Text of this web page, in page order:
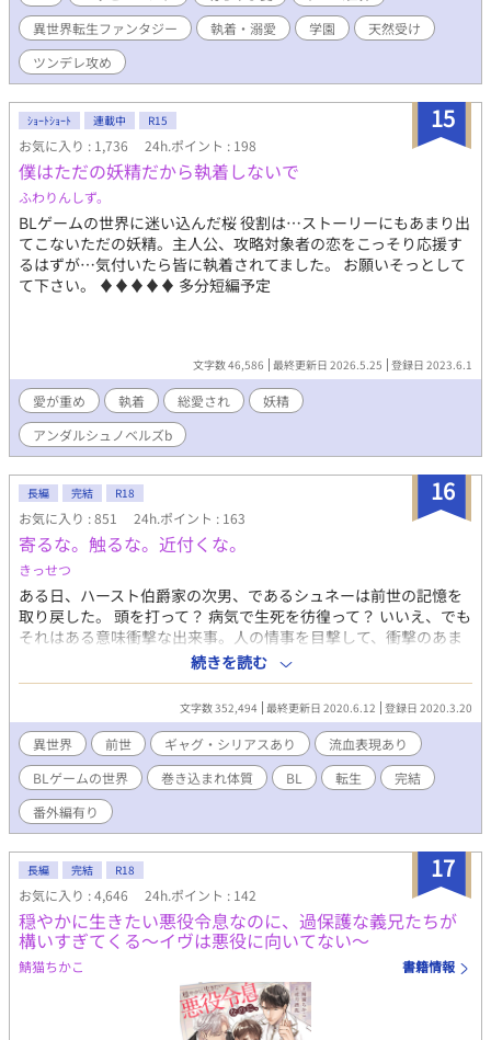
る。えっ、このジュリアスって人…会ったことなかったっけ？そ
の瞬間突然閃く！ 「ここって…もしかして、BLゲームの世界じ
ゃない？おまけに僕の最愛の推し〜ジュリアス様！」 知らぬ間
にBLゲームの中の名も無き登場人物に転生してしまっていた僕
大好きなゲームのイベントも近くで楽しんじゃうもんね〜ワック
ワク！ だけど何で…全然シナリオ通りじゃないんですけど。坊
ちゃまってば、僕のこと大好き過ぎない？ ※貴族的表現を使っ
ていますが、別の世界です。ですのでそれにのっとっていない事
がありますがご了承下さい。
異世界転生ファンタジー
執着・溺愛 学園
天然受け
ツンデレ攻め
15
ｼｮｰﾄｼｮｰﾄ 連載中 R15
お気に入り : 1,736 24h.ポイント : 198
僕はただの妖精だから執着しないで
ふわりんしず。
BLゲームの世界に迷い込んだ桜 役割は…ストーリーにもあまり出
てこないただの妖精。主人公、攻略対象者の恋をこっそり応援す
るはずが…気付いたら皆に執着されてました。 お願いそっとして
て下さい。 ♦︎♦︎♦︎♦︎♦︎ 多分短編予定
文字数 46,586 最終更新日 2026.5.25 登録日 2023.6.1
愛が重め 執着 総愛され
妖精
アンダルシュノベルズb
16
長編 完結 R18
お気に入り : 851 24h.ポイント : 163
寄るな。触るな。近付くな。
きっせつ
ある日、ハースト伯爵家の次男、であるシュネーは前世の記憶を
取り戻した。 頭を打って？ 病気で生死を彷徨って？ いいえ、でも
それはある意味衝撃な出来事。人の情事を目撃して、衝撃のあま
り思い出したのだ。しかも、男と男の情事で…。 見たくもないも
のを見せられて。その上、シュネーだった筈の今世の自身は情事
を見た衝撃で何処かへ行ってしまったのだ。 シュネーは何処かに
行ってしまった今世の自身の代わりにシュネーを変態から守りつ
つ、貴族や騎士がいるフェルメルン王国で生きていく。 しかし問
題は山積みで、情事を目撃した事でエリアスという侯爵家嫡男に
も目を付けられてしまう。シュネーは今世の自身が帰ってくるま
で自身を守りきれるのか。 ーーーーーーーーーーー 初めての投稿
です。 結構ノリに任せて書いているのでかなり読み辛いし、分か
ズでラブするのはかなり先になる予定です。 ※ストックが切れ次
第緩やかに投稿していきます。
続きを読む
文字数 352,494 最終更新日 2020.6.12 登録日 2020.3.20
異世界 前世 ギャグ・シリアスあり
流血表現あり
BLゲームの世界
巻き込まれ体質 BL 転生
完結
番外編有り
17
長編 完結 R18
お気に入り : 4,646 24h.ポイント : 142
穏やかに生きたい悪役令息なのに、過保護な義兄たちが
構いすぎてくる～イヴは悪役に向いてない～
鯖猫ちかこ 書籍情報